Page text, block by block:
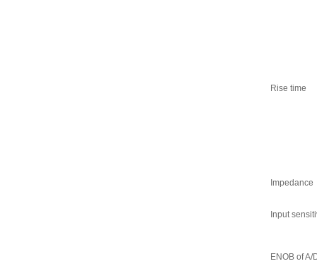
Rise time
Impedance
Input
ENOB of A/